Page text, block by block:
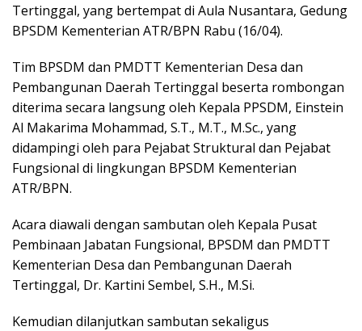
Tertinggal, yang bertempat di Aula Nusantara, Gedung
BPSDM Kementerian ATR/BPN Rabu (16/04).
Tim BPSDM dan PMDTT Kementerian Desa dan
Pembangunan Daerah Tertinggal beserta rombongan
diterima secara langsung oleh Kepala PPSDM, Einstein
Al Makarima Mohammad, S.T., M.T., M.Sc., yang
didampingi oleh para Pejabat Struktural dan Pejabat
Fungsional di lingkungan BPSDM Kementerian
ATR/BPN.
Acara diawali dengan sambutan oleh Kepala Pusat
Pembinaan Jabatan Fungsional, BPSDM dan PMDTT
Kementerian Desa dan Pembangunan Daerah
Tertinggal, Dr. Kartini Sembel, S.H., M.Si.
Kemudian dilanjutkan sambutan sekaligus